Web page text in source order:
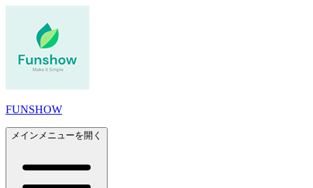
FUNSHOW
メインメニューを開く